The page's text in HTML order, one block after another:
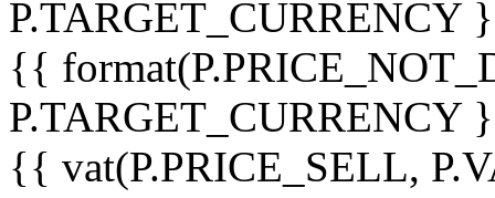
P.TARGET_CURRENCY
{{
P.TARGET_CURRENCY
{{ vat(P.PRICE_SELL,